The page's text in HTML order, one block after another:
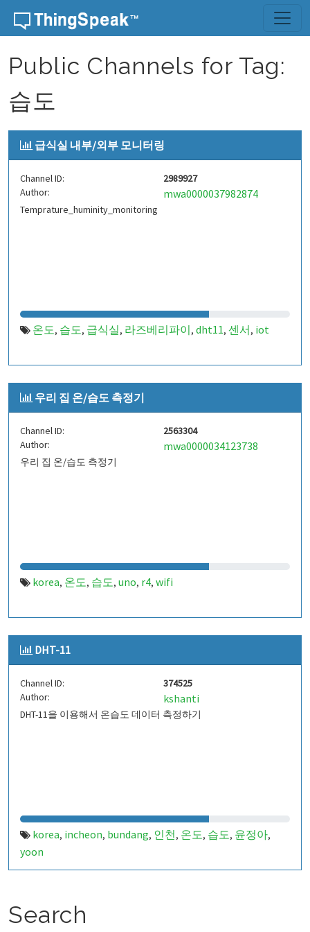
Skip to content
Public Channels for Tag:
습도
급식실 내부/외부 모니터링
Channel ID:
2989927
Author:
mwa0000037982874
Temprature_huminity_monitoring
온도, 습도, 급식실, 라즈베리파이, dht11, 센서, iot
우리 집 온/습도 측정기
Channel ID:
2563304
Author:
mwa0000034123738
우리 집 온/습도 측정기
korea, 온도, 습도, uno, r4, wifi
DHT-11
Channel ID:
374525
Author:
kshanti
DHT-11을 이용해서 온습도 데이터 측정하기
korea, incheon, bundang, 인천, 온도, 습도, 윤정아,
yoon
Search